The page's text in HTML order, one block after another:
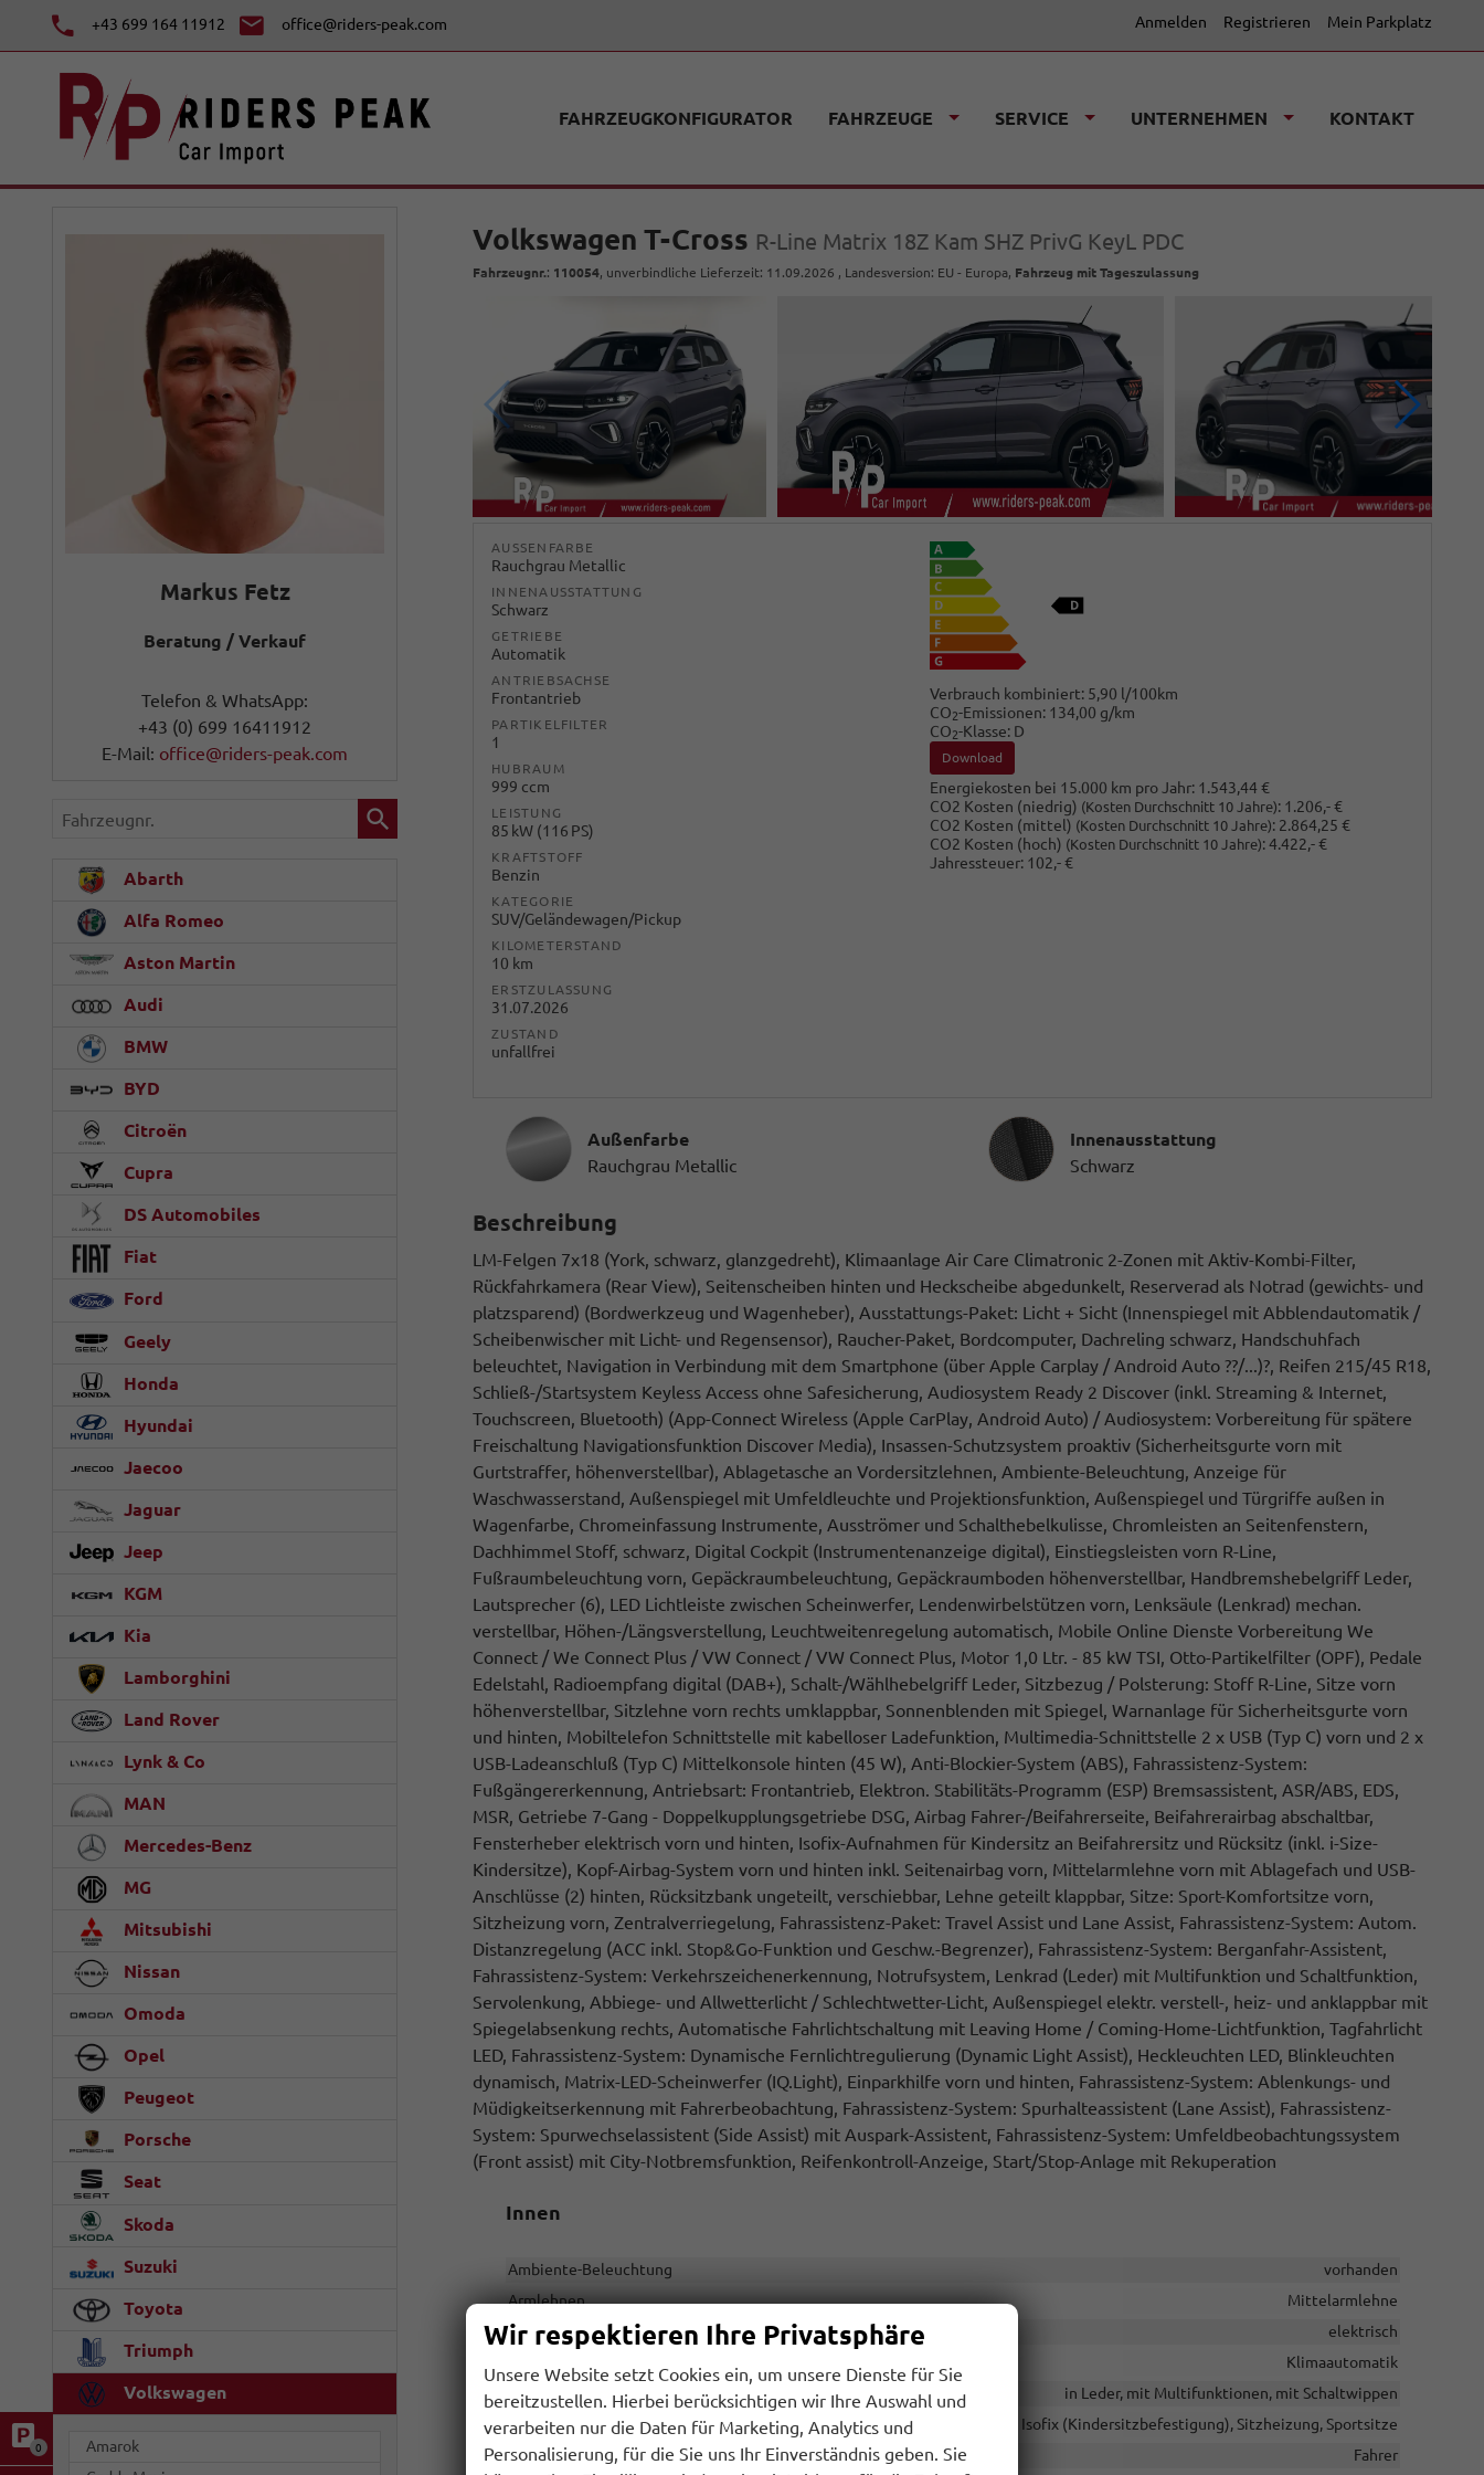
+43 699 164 11912 office@riders-peak.com Anmelden Registrieren Mein Parkplatz
0
FAHRZEUGKONFIGURATOR FAHRZEUGE SERVICE UNTERNEHMEN KONTAKT
Volkswagen T-Cross R-Line Matrix 18Z Kam SHZ PrivG KeyL PDC
Fahrzeugnr.: 110054, unverbindliche Lieferzeit: 11.09.2026 , Landesversion: EU - Europa, Fahrzeug mit Tageszulassung
AUSSENFARBE
Rauchgrau Metallic
INNENAUSSTATTUNG
Schwarz
GETRIEBE
Automatik
ANTRIEBSACHSE
Frontantrieb
PARTIKELFILTER
1
HUBRAUM
999 ccm
LEISTUNG
85 kW (116 PS)
KRAFTSTOFF
Benzin
KATEGORIE
SUV/Geländewagen/Pickup
KILOMETERSTAND
10 km
ERSTZULASSUNG
31.07.2026
ZUSTAND
unfallfrei
Verbrauch kombiniert: 5,90 l/100km
CO2-Emissionen: 134,00 g/km
CO2-Klasse: D
Download
Energiekosten bei 15.000 km pro Jahr: 1.543,44 €
CO2 Kosten (niedrig) (Kosten Durchschnitt 10 Jahre): 1.206,- €
CO2 Kosten (mittel) (Kosten Durchschnitt 10 Jahre): 2.864,25 €
CO2 Kosten (hoch) (Kosten Durchschnitt 10 Jahre): 4.422,- €
Jahressteuer: 102,- €
Außenfarbe
Rauchgrau Metallic
InnenausstattungInnenausstattung
Schwarz
Beschreibung
LM-Felgen 7x18 (York, schwarz, glanzgedreht), Klimaanlage Air Care Climatronic 2-Zonen mit Aktiv-Kombi-Filter,
Rückfahrkamera (Rear View), Seitenscheiben hinten und Heckscheibe abgedunkelt, Reserverad als Notrad (gewichts- und
platzsparend) (Bordwerkzeug und Wagenheber), Ausstattungs-Paket: Licht + Sicht (Innenspiegel mit Abblendautomatik /
Scheibenwischer mit Licht- und Regensensor), Raucher-Paket, Bordcomputer, Dachreling schwarz, Handschuhfach
beleuchtet, Navigation in Verbindung mit dem Smartphone (über Apple Carplay / Android Auto ??/...)?, Reifen 215/45 R18,
Schließ-/Startsystem Keyless Access ohne Safesicherung, Audiosystem Ready 2 Discover (inkl. Streaming & Internet,
Touchscreen, Bluetooth) (App-Connect Wireless (Apple CarPlay, Android Auto) / Audiosystem: Vorbereitung für spätere
Freischaltung Navigationsfunktion Discover Media), Insassen-Schutzsystem proaktiv (Sicherheitsgurte vorn mit
Gurtstraffer, höhenverstellbar), Ablagetasche an Vordersitzlehnen, Ambiente-Beleuchtung, Anzeige für
Waschwasserstand, Außenspiegel mit Umfeldleuchte und Projektionsfunktion, Außenspiegel und Türgriffe außen in
Wagenfarbe, Chromeinfassung Instrumente, Ausströmer und Schalthebelkulisse, Chromleisten an Seitenfenstern,
Dachhimmel Stoff, schwarz, Digital Cockpit (Instrumentenanzeige digital), Einstiegsleisten vorn R-Line,
Fußraumbeleuchtung vorn, Gepäckraumbeleuchtung, Gepäckraumboden höhenverstellbar, Handbremshebelgriff Leder,
Lautsprecher (6), LED Lichtleiste zwischen Scheinwerfer, Lendenwirbelstützen vorn, Lenksäule (Lenkrad) mechan.
verstellbar, Höhen-/Längsverstellung, Leuchtweitenregelung automatisch, Mobile Online Dienste Vorbereitung We
Connect / We Connect Plus / VW Connect / VW Connect Plus, Motor 1,0 Ltr. - 85 kW TSI, Otto-Partikelfilter (OPF), Pedale
Edelstahl, Radioempfang digital (DAB+), Schalt-/Wählhebelgriff Leder, Sitzbezug / Polsterung: Stoff R-Line, Sitze vorn
höhenverstellbar, Sitzlehne vorn rechts umklappbar, Sonnenblenden mit Spiegel, Warnanlage für Sicherheitsgurte vorn
und hinten, Mobiltelefon Schnittstelle mit kabelloser Ladefunktion, Multimedia-Schnittstelle 2 x USB (Typ C) vorn und 2 x
USB-Ladeanschluß (Typ C) Mittelkonsole hinten (45 W), Anti-Blockier-System (ABS), Fahrassistenz-System:
Fußgängererkennung, Antriebsart: Frontantrieb, Elektron. Stabilitäts-Programm (ESP) Bremsassistent, ASR/ABS, EDS,
MSR, Getriebe 7-Gang - Doppelkupplungsgetriebe DSG, Airbag Fahrer-/Beifahrerseite, Beifahrerairbag abschaltbar,
Fensterheber elektrisch vorn und hinten, Isofix-Aufnahmen für Kindersitz an Beifahrersitz und Rücksitz (inkl. i-Size-
Kindersitze), Kopf-Airbag-System vorn und hinten inkl. Seitenairbag vorn, Mittelarmlehne vorn mit Ablagefach und USB-
Anschlüsse (2) hinten, Rücksitzbank ungeteilt, verschiebbar, Lehne geteilt klappbar, Sitze: Sport-Komfortsitze vorn,
Sitzheizung vorn, Zentralverriegelung, Fahrassistenz-Paket: Travel Assist und Lane Assist, Fahrassistenz-System: Autom.
Distanzregelung (ACC inkl. Stop&Go-Funktion und Geschw.-Begrenzer), Fahrassistenz-System: Berganfahr-Assistent,
Fahrassistenz-System: Verkehrszeichenerkennung, Notrufsystem, Lenkrad (Leder) mit Multifunktion und Schaltfunktion,
Servolenkung, Abbiege- und Allwetterlicht / Schlechtwetter-Licht, Außenspiegel elektr. verstell-, heiz- und anklappbar mit
Spiegelabsenkung rechts, Automatische Fahrlichtschaltung mit Leaving Home / Coming-Home-Lichtfunktion, Tagfahrlicht
LED, Fahrassistenz-System: Dynamische Fernlichtregulierung (Dynamic Light Assist), Heckleuchten LED, Blinkleuchten
dynamisch, Matrix-LED-Scheinwerfer (IQ.Light), Einparkhilfe vorn und hinten, Fahrassistenz-System: Ablenkungs- und
Müdigkeitserkennung mit Fahrerbeobachtung, Fahrassistenz-System: Spurhalteassistent (Lane Assist), Fahrassistenz-
System: Spurwechselassistent (Side Assist) mit Auspark-Assistent, Fahrassistenz-System: Umfeldbeobachtungssystem
(Front assist) mit City-Notbremsfunktion, Reifenkontroll-Anzeige, Start/Stop-Anlage mit Rekuperation
Innen
Ambiente-Beleuchtung
vorhanden
Armlehnen
Mittelarmlehne
Fensterheber
elektrisch
Klimaautomatik
Lenkrad
in Leder, mit Multifunktionen, mit Schaltwippen
Sitze
Isofix (Kindersitzbefestigung), Sitzheizung, Sportsitze
Sitze: Lordosenstütze
Fahrer
Markus Fetz
Beratung / Verkauf
Telefon & WhatsApp:
+43 (0) 699 16411912
E-Mail: office@riders-peak.com
Fahrzeugnr.
Abarth
Alfa Romeo
Aston Martin
Audi
BMW
BYD
Citroën
Cupra
DS Automobiles
Fiat
Ford
Geely
Honda
Hyundai
Jaecoo
Jaguar
Jeep
KGM
Kia
Lamborghini
Land Rover
Lynk & Co
MAN
Mercedes-Benz
MG
Mitsubishi
Nissan
Omoda
Opel
Peugeot
Porsche
Seat
Skoda
Suzuki
Toyota
Triumph
Volkswagen
Amarok
Wir respektieren Ihre Privatsphäre
Unsere Website setzt Cookies ein, um unsere Dienste für Sie
bereitzustellen. Hierbei berücksichtigen wir Ihre Auswahl und
verarbeiten nur die Daten für Marketing, Analytics und
Personalisierung, für die Sie uns Ihr Einverständnis geben. Sie